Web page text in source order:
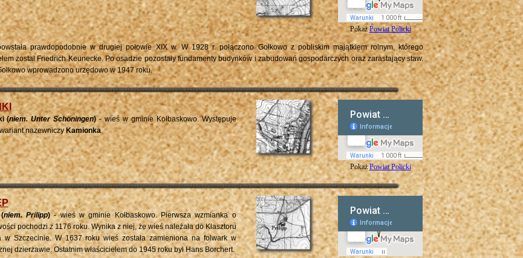
PokażPowiat Policki
prawdopodobnie w drugiej połowie XIX w. W 1928 r. połączono Gołkowo z pobliskim majątkiem rolnym, którego
został Friedrich Keunecke. Po osadzie pozostały fundamenty budynków i zabudowań gospodarczych oraz zarastający staw.
wprowadzono urzędowo w 1947 roku.
(niem.Unter Schöningen)- wieś w gminie Kołbaskowo. Występuje
nazewniczy Kamionka.
PokażPowiat Policki
niem.Prilipp)- wieś w gminie Kołbaskowo.Pierwsza wzmianka o
pochodzi z 1176 roku. Wynika z niej, że wieś należała do Klasztoru
w Szczecinie. W 1637 roku wieś została zamieniona na folwark w
dzierżawie. Ostatnim właścicielem do 1945 roku był Hans Borchert.